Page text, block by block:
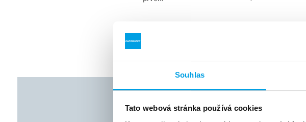
Souhlas
Tato webová stránka používá cookies
Podívejte se na